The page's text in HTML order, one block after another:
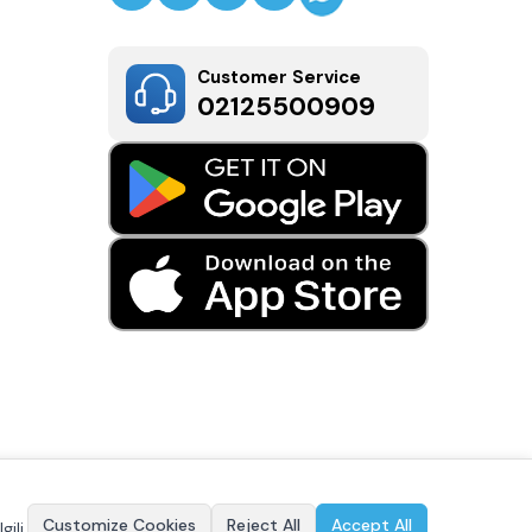
Customer Service
02125500909
Customize Cookies Reject All Accept All